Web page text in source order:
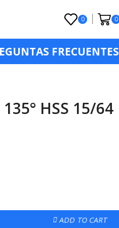
0 0
FRECUENTES
HSS 15/64
ADD TO CART